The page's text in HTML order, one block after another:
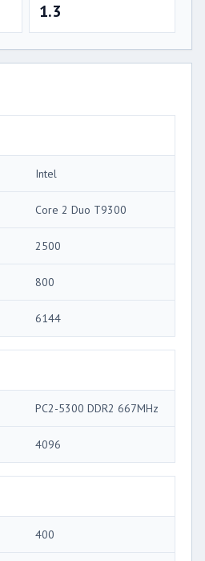
1.3
Intel
Core 2 Duo T9300
2500
800
6144
PC2-5300 DDR2 667MHz
4096
400